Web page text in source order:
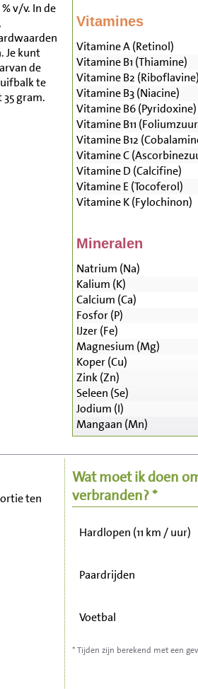
v/v. In de
Je kunt
de
te
gram.
Vitamines
Vitamine A (Retinol)
Vitamine B1 (Thiamine)
Vitamine B2 (Riboflavine)
Vitamine B3 (Niacine)
Vitamine B6 (Pyridoxine)
Vitamine B11
Vitamine B12
Vitamine C
Vitamine D (Calcifine)
Vitamine E (Tocoferol)
Vitamine K (Fylochinon)
Mineralen
Natrium (Na)
Kalium (K)
Calcium (Ca)
Fosfor (P)
IJzer (Fe)
Magnesium (Mg)
Koper (Cu)
Zink (Zn)
Seleen (Se)
Jodium (I)
Mangaan (Mn)
ten
Wat moet ik doen
verbranden? *
Zitten, tv kijken
Wandelen (5 km/uur)
Hardlopen (11 km / uur)
Paardrijden
Voetbal
Stofzuigen
* Tijden zijn berekend met een